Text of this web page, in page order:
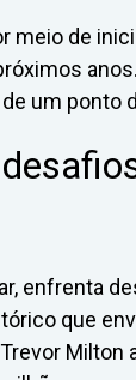
meio de
um ponto
enfrenta
que